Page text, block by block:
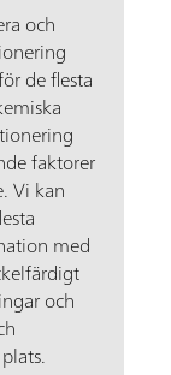
och
de flesta
faktorer
Vi kan
med
och